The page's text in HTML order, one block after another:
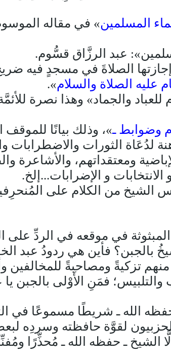
المسلمين» في مقاله
عبد الرزَّاق قسُّوم.
الصلاةَ في مسجدٍ فيه
عليه الصلاة والسلام».
والجماد» وهذا نصرة
وضوابط ـ»، وذلك بيانًا للموقف
لدُعَاة الثورات والاضطرابات
ومعتقداتهم، والأشاعرة
و الإضرابات...إلخ.
الشيخ من الكلام على
في موقعه في الردِّ على
بالجبن؟ فأين هي ردودُ عبد
تزكيةً ومصاحبةً للمخالفين
والتلبيس؛ فمَنِ الأَوْلى بالجبن
الله ـ شريطًا مسموعًا في
لقوَّة حافظته وسردِه
الشيخ ـ حفظه الله ـ مُحذِّرًا